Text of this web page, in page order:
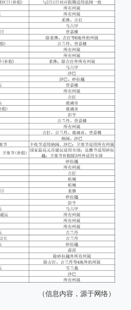
（信息内容，源于网络）